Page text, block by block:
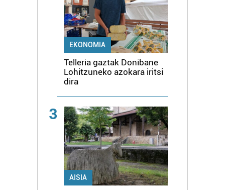
EKONOMIA
Telleria gaztak Donibane
Lohitzuneko azokara iritsi
dira
3
AISIA